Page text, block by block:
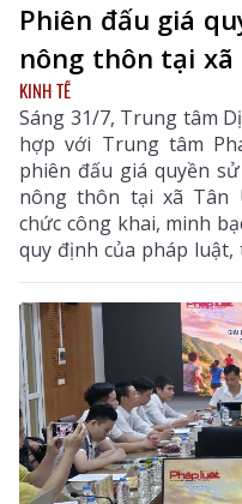
Phiên đấu giá
nông thôn tại xã
KINH TẾ
Sáng 31/7, Trung tâm
hợp với Trung tâm
phiên đấu giá quyền
nông thôn tại xã Tân
chức công khai, minh
quy định của pháp luật,
khách hàng có nhu cầu